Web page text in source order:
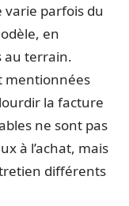
varie parfois du
en
au terrain.
mentionnées
la facture
ne sont pas
à l’achat, mais
différents